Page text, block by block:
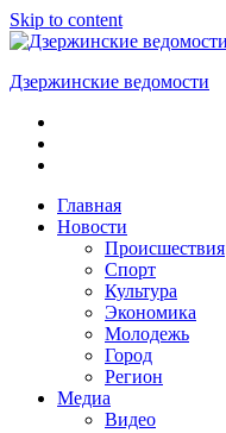
Skip to content
Дзержинские ведомости
ОБЩЕСТВЕННО-
ПОЛИТИЧЕСКАЯ
ГАЗЕТАГлавная
Новости
Происшествия
Спорт
Культура
Экономика
Молодежь
Город
Регион
Медиа
Видео